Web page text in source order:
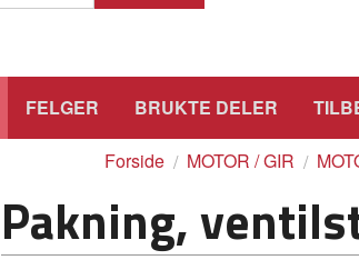
FELGER BRUKTE DELER
Forside MOTOR / GIR
Pakning,